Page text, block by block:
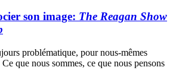
son image: The Reagan Show
problématique, pour nous-mêmes
que nous sommes, ce que nous pensons